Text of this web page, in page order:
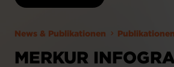
News & Publikationen Publikationen
MERKUR